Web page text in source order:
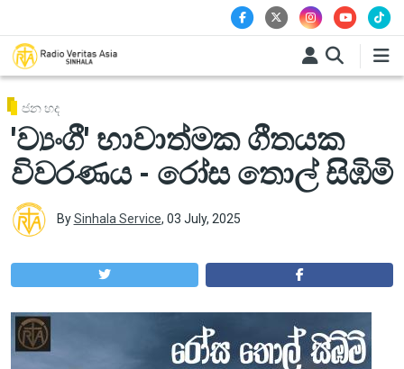
ජන හද
'ව්‍යංගී' භාවාත්මක ගීතයක
විවරණය - රෝස තොල් සිඹිමි
BySinhala Service, 03 July, 2025